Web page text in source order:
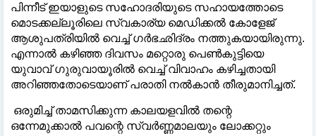
പിന്നീട് ഇയാളുടെ സഹോദരിയുടെ സഹായത്തോടെ
മൊടക്കല്ലൂരിലെ സ്വകാര്യ മെഡിക്കല്‍ കോളേജ്
ആശുപത്രിയില്‍ വെച്ച്‌ ഗര്‍ഭഛിദ്രം നത്തുകയായിരുന്നു.
എന്നാല്‍ കഴിഞ്ഞ ദിവസം മറ്റൊരു പെണ്‍കുട്ടിയെ
യുവാവ് ഗുരുവായൂരില്‍ വെച്ച്‌ വിവാഹം കഴിച്ചതായി
അറിഞ്ഞതോടെയാണ് പരാതി നല്‍കാന്‍ തീരുമാനിച്ചത്.
ഒരുമിച്ച്‌ താമസിക്കുന്ന കാലയളവില്‍ തന്റെ
ഒന്നേമുക്കാല്‍ പവന്റെ സ്വര്‍ണ്ണമാലയും ലോക്കറ്റും